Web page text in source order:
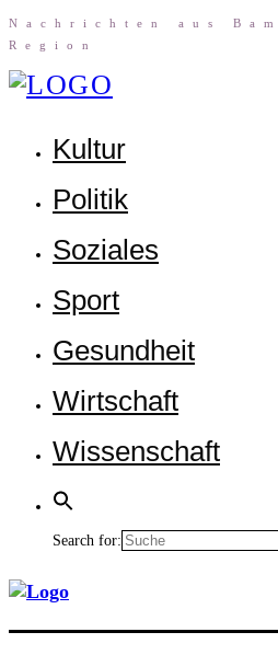
Nach­rich­ten aus
Region
Kul­tur
Poli­tik
Sozia­les
Sport
Gesund­heit
Wirt­schaft
Wis­sen­schaft
Search for: